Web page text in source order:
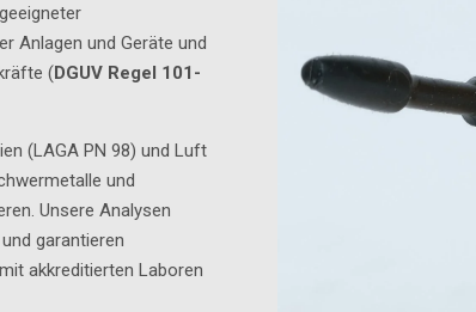
Anlagen und Geräte und
(DGUV Regel 101-
(LAGA PN 98) und Luft
und
Unsere Analysen
garantieren
akkreditierten Laboren